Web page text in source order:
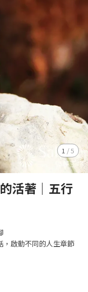
1 /5
活著｜五行
，啟動不同的人生章節